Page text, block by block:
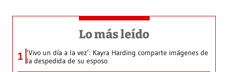
Lo más leído
1 ‘Vivo un día a la vez’: Kayra Harding comparte imágenes de
la despedida de su esposo